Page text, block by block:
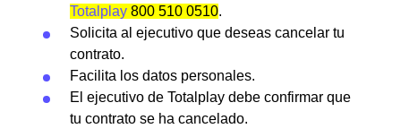
Totalplay 800 510 0510.
Solicita al ejecutivo que deseas cancelar tu
contrato.
Facilita los datos personales.
El ejecutivo de Totalplay debe confirmar que
tu contrato se ha cancelado.